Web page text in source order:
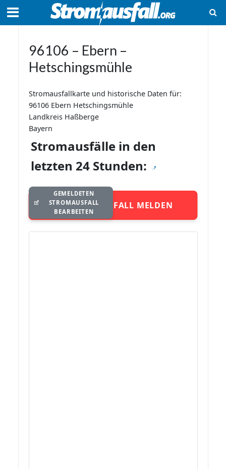
96106 – Ebern –
Hetschingsmühle
Stromausfallkarte und historische Daten für:
96106 Ebern Hetschingsmühle
Landkreis Haßberge
Bayern
Stromausfälle in den
letzten 24 Stunden:
STROMAUSFALL MELDEN
GEMELDETEN
STROMAUSFALL
BEARBEITEN